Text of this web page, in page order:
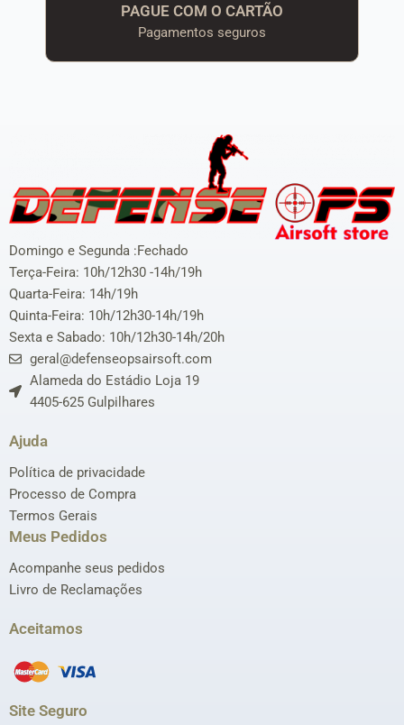
PAGUE COM O CARTÃO
Pagamentos seguros
Domingo e Segunda :Fechado
Terça-Feira: 10h/12h30 -14h/19h
Quarta-Feira: 14h/19h
Quinta-Feira: 10h/12h30-14h/19h
Sexta e Sabado: 10h/12h30-14h/20h
geral@defenseopsairsoft.com
Alameda do Estádio Loja 19
4405-625 Gulpilhares
Ajuda
Política de privacidade
Processo de Compra
Termos Gerais
Meus Pedidos
Acompanhe seus pedidos
Livro de Reclamações
Aceitamos
Site Seguro